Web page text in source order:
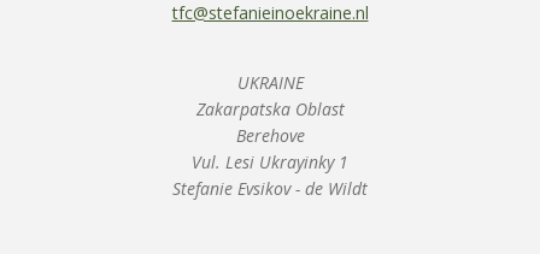
tfc@stefanieinoekraine.nl
UKRAINE
Zakarpatska Oblast
Berehove
Vul. Lesi Ukrayinky 1
Stefanie Evsikov - de Wildt